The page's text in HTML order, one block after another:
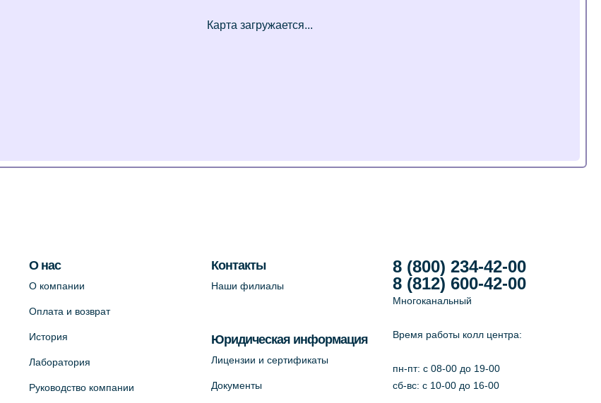
О нас
О компании
Оплата и возврат
История
Лаборатория
Руководство компании
Контакты
Наши филиалы
Юридическая информация
Лицензии и сертификаты
Документы
8 (800) 234-42-00
8 (812) 600-42-00
Многоканальный
Время работы колл центра:
пн-пт: c 08-00 до 19-00
сб-вс: с 10-00 до 16-00